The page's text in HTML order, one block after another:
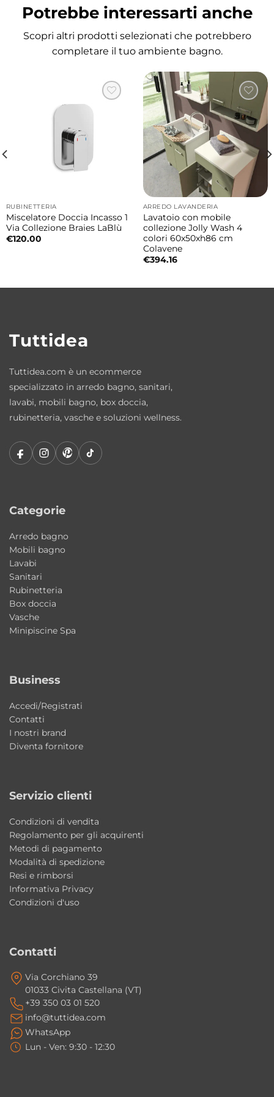
Il progetto di Alessandro Paolelli mantiene la
coerenza estetica della collezione
Acquaceramica, unendo linee essenziali e
32x5xH58 cm
Caratteristiche principali
Tipologia: specchio ovale con fascia metallica
Collezione: Acquaceramica Colavene
Design: Alessandro Paolelli
Finitura: metallo cor-ten
Installazione: a parete
Utilizzo: bagno e lavanderia
materica. La fascia in cor-ten lo rende un
È adatto sia al bagno che alla lavanderia?
Che effetto ha la finitura cor-ten?
Sì, è pensato anche come elemento di
arredo oltre che funzionale.
Si abbina ad altri prodotti Colavene?
Sì, è perfettamente coordinabile con la
collezione Acquaceramica.
parete.
Potrebbe interessarti anche
Scopri altri prodotti selezionati che potrebbero
completare il tuo ambiente bagno.
RUBINETTERIA
Miscelatore Doccia Incasso 1
Via Collezione Braies LaBlù
€120.00
ARREDO LAVANDERIA
Lavatoio con mobile
collezione Jolly Wash 4
colori 60x50xh86 cm
Colavene
€394.16
Tuttidea
Tuttidea.com è un ecommerce
specializzato in arredo bagno, sanitari,
lavabi, mobili bagno, box doccia,
rubinetteria, vasche e soluzioni wellness.
Categorie
Arredo bagno
Mobili bagno
Lavabi
Sanitari
Rubinetteria
Box doccia
Vasche
Minipiscine Spa
Business
Accedi/Registrati
Contatti
I nostri brand
Diventa fornitore
Servizio clienti
Condizioni di vendita
Regolamento per gli acquirenti
Metodi di pagamento
Modalità di spedizione
Resi e rimborsi
Informativa Privacy
Condizioni d'uso
Contatti
Via Corchiano 39
01033 Civita Castellana (VT)
+39 350 03 01 520
info@tuttidea.com
WhatsApp
Lun - Ven: 9:30 - 12:30